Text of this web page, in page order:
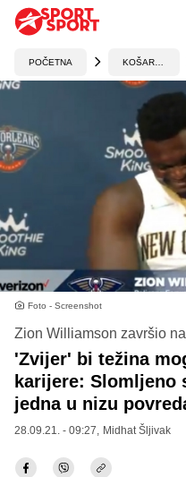
POČETNA
Foto - Screenshot
Zion Williamson završio
'Zvijer' bi težina
karijere: Slomljeno
jedna u nizu
28.09.21. - 09:27, Midhat Šljivak